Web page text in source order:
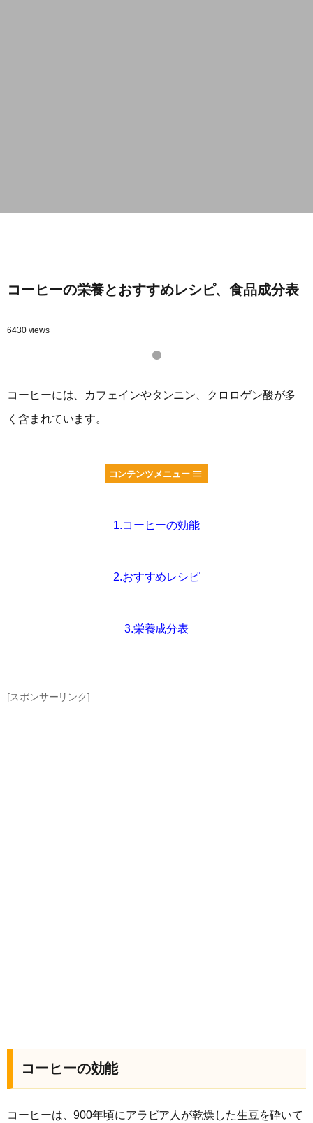
コーヒーの栄養とおすすめレシピ、食品成分表
6430 views
コーヒーには、カフェインやタンニン、クロロゲン酸が多
く含まれています。
コンテンツメニュー
1.コーヒーの効能
2.おすすめレシピ
3.栄養成分表
[スポンサーリンク]
コーヒーの効能
コーヒーは、900年頃にアラビア人が乾燥した生豆を砕いて